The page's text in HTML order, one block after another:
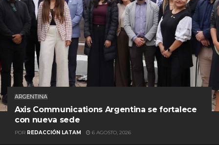
ARGENTINA
Axis Communications Argentina se fortalece
con nueva sede
POR REDACCIÓN LATAM 6 AGOSTO, 2026